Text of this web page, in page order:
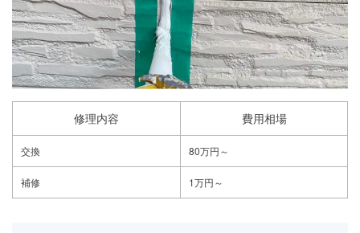
修理内容 費用相場
交換 80万円～
補修 1万円～